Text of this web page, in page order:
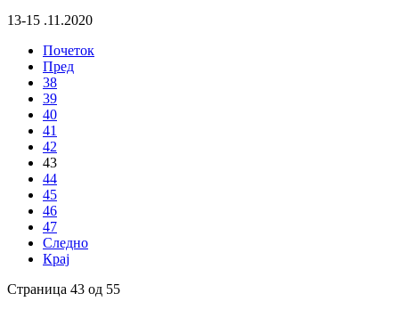
13-15 .11.2020
Почеток
Пред
38
39
40
41
42
43
44
45
46
47
Следно
Крај
Страница 43 од 55